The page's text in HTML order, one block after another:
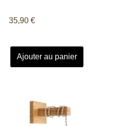
35,90 €
Ajouter au panier